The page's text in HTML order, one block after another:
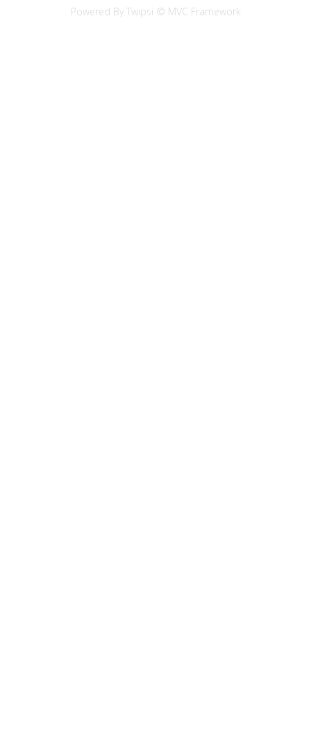
Powered By Twipsi © MVC Framework